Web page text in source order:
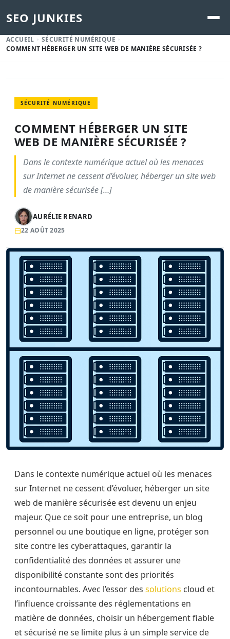
SEO JUNKIES
ACCUEIL
SÉCURITÉ NUMÉRIQUE
COMMENT HÉBERGER UN SITE WEB DE MANIÈRE SÉCURISÉE ?
SÉCURITÉ NUMÉRIQUE
COMMENT HÉBERGER UN SITE
WEB DE MANIÈRE SÉCURISÉE ?
Dans le contexte numérique actuel où les menaces
sur Internet ne cessent d’évoluer, héberger un site web
de manière sécurisée […]
AURÉLIE RENARD
22 AOÛT 2025
Dans le contexte numérique actuel où les menaces
sur Internet ne cessent d’évoluer, héberger un site
web de manière sécurisée est devenu un enjeu
majeur. Que ce soit pour une entreprise, un blog
personnel ou une boutique en ligne, protéger son
site contre les cyberattaques, garantir la
confidentialité des données et assurer une
disponibilité constante sont des priorités
incontournables. Avec l’essor des solutions cloud et
l’influence croissante des réglementations en
matière de données, choisir un hébergement fiable
et sécurisé ne se limite plus à un simple service de